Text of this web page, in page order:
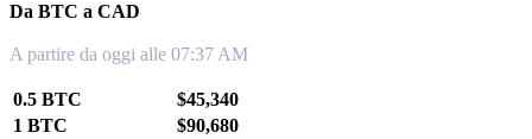
Da BTC a CAD
A partire da oggi alle 07:37 AM
0.5 BTC
$45,340
1 BTC
$90,680